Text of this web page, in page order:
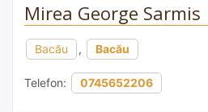
Mirea George Sarmis
Bacău , Bacău
Telefon: 0745652206